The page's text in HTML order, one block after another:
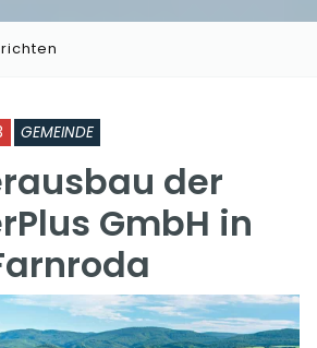
GEMEINDE
der
GmbH in